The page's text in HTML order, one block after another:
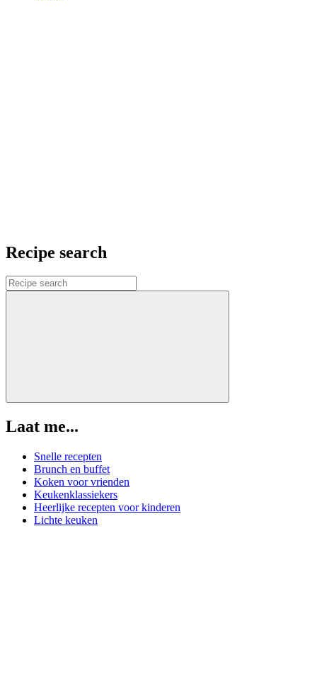
Recipe search
Laat me...
Snelle recepten
Brunch en buffet
Koken voor vrienden
Keukenklassiekers
Heerlijke recepten voor kinderen
Lichte keuken